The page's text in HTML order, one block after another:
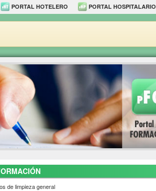
PORTAL HOTELERO PORTAL HOSPITALARIO
de limpieza general